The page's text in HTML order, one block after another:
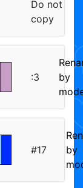
Do not
copy
:3
by
#17
by